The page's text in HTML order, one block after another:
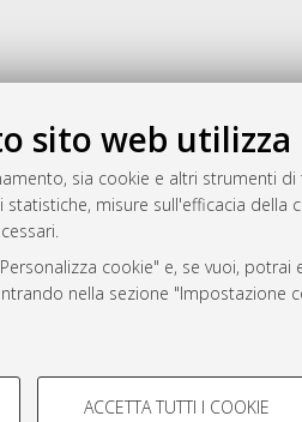
sito web utilizza
sia cookie e altri strumenti
misure sull'efficacia
cookie" e, se vuoi,
nella sezione "Impostazione
COOKIE
ACCETTA TUTTI I COOKIE
Gestione del documento:
da